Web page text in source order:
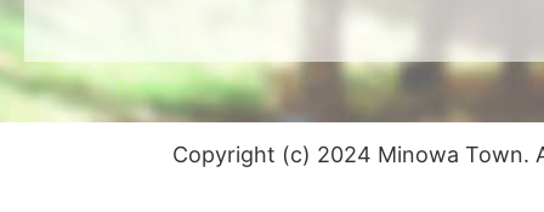
Copyright (c) 2024 Minowa Town.